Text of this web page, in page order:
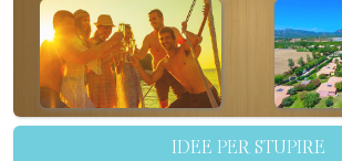
IDEE PER STUPIRE